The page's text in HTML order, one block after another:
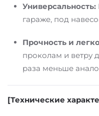
Универсальность:
гараже, под
Прочность и
проколам и ветру
раза меньше
[Технические